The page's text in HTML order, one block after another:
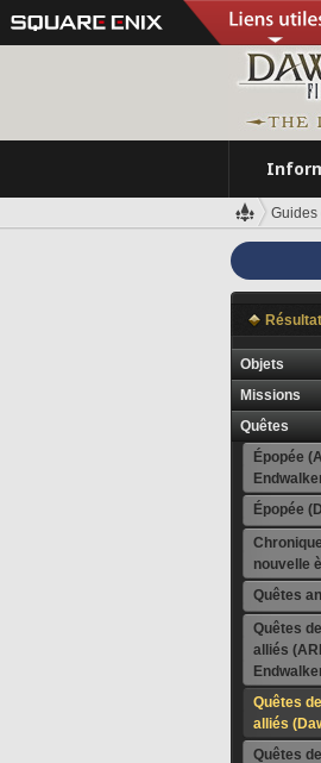
Guides
Objets
Missions
Quêtes
Épopée
Épopée
nouvelle
Quêtes
Quêtes
alliés
Quêtes
alliés
Quêtes